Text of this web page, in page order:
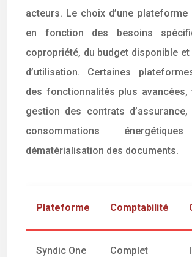
acteurs. Le choix d’une
en fonction des besoins
copropriété, du budget disponible
d’utilisation. Certaines
des fonctionnalités plus avancées,
gestion des contrats
consommations
dématérialisation des documents.
Plateforme Comptabilité
Syndic One Complet